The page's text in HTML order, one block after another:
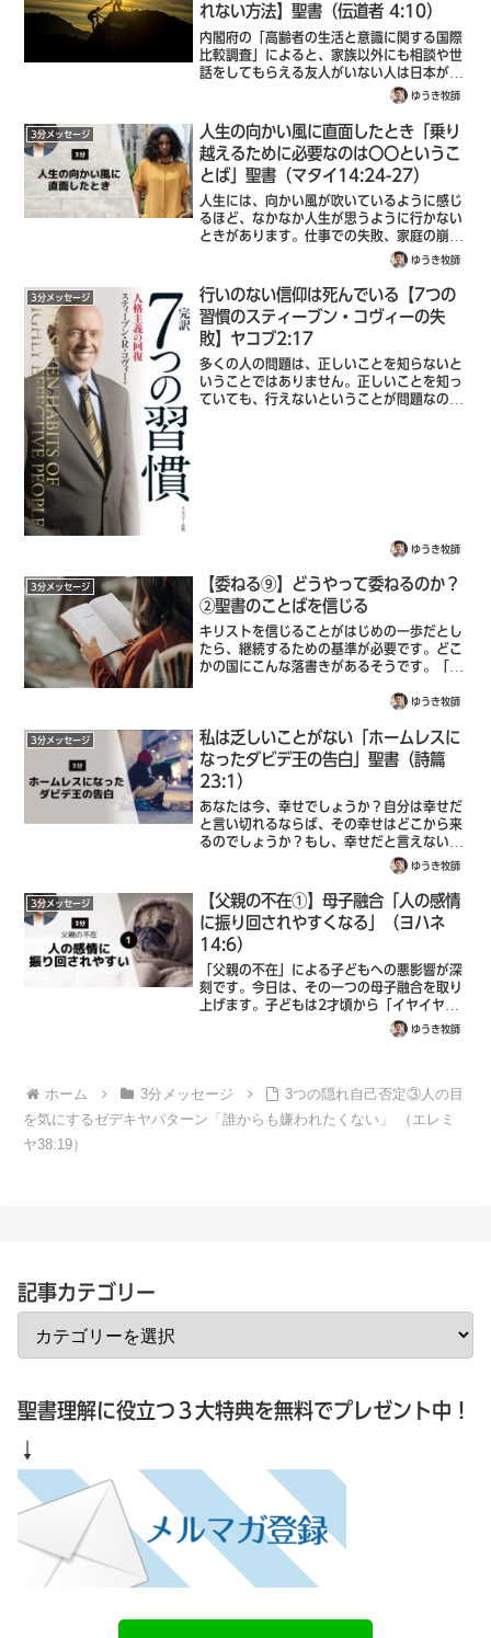
れない方法】聖書（伝道者 4:10）
内閣府の「高齢者の生活と意識に関する国際
比較調査」によると、家族以外にも相談や世
話をしてもらえる友人がいない人は日本がも
っとも高く25.9%もいるそうです。つまり、
日本人の4人に1人は友人がいないという結
果になりました。どちらかが倒れるとき...
ゆうき牧師
3分メッセージ
人生の向かい風に直面したとき「乗り
越えるために必要なのは〇〇というこ
とば」聖書（マタイ14:24-27）
人生には、向かい風が吹いているように感じ
るほど、なかなか人生が思うように行かない
ときがあります。仕事での失敗、家庭の崩
壊、人生の孤独などです。もし、あなたが
今、人生において向かい風を感じているな
ら、かも知れません。24 舟はすでに陸から
何ス...
ゆうき牧師
3分メッセージ
行いのない信仰は死んでいる【7つの
習慣のスティーブン・コヴィーの失
敗】ヤコブ2:17
多くの人の問題は、正しいことを知らないと
いうことではありません。正しいことを知っ
ていても、行えないということが問題なので
ゆうき牧師
3分メッセージ
【委ねる⑨】どうやって委ねるのか？
②聖書のことばを信じる
キリストを信じることがはじめの一歩だとし
たら、継続するための基準が必要です。どこ
かの国にこんな落書きがあるそうです。「人
すぎない。もしこれが本番なら、 何をすべ
ニ...
ゆうき牧師
3分メッセージ
私は乏しいことがない「ホームレスに
なったダビデ王の告白」聖書（詩篇
23:1）
あなたは今、幸せでしょうか？自分は幸せだ
と言い切れるならば、その幸せはどこから来
るのでしょうか？もし、幸せだと言えないな
らば、どうやったら幸せを掴むことができる
のでしょうか？主は私の羊飼い。私は乏しい
ことがありません。聖書（詩篇23:1）こ...
ゆうき牧師
3分メッセージ
【父親の不在①】母子融合「人の感情
に振り回されやすくなる」（ヨハネ
14:6）
「父親の不在」による子どもへの悪影響が深
刻です。今日は、その一つの母子融合を取り
上げます。子どもは2才頃から「イヤイヤ
期」とも言われる母子分離が始まります。し
かし、3歳頃にはまた母親にべったりになり
ゆうき牧師
ホーム 3分メッセージ
3つの隠れ自己否定③人の目
を気にするゼデキヤパターン「誰からも嫌われたくない」 （エレミ
ヤ38:19）
記事カテゴリー
聖書理解に役立つ３大特典を無料でプレゼント中！
↓